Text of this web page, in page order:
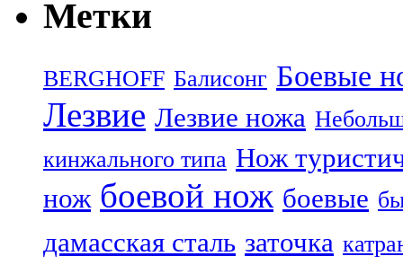
Метки
BERGHOFF Балисонг Боевые
Лезвие Лезвие ножа
кинжального типа Нож
нож боевой нож боевые
дамасская сталь заточка